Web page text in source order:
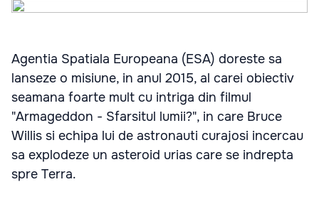
Agentia Spatiala Europeana (ESA) doreste sa
lanseze o misiune, in anul 2015, al carei obiectiv
seamana foarte mult cu intriga din filmul
"Armageddon - Sfarsitul lumii?", in care Bruce
Willis si echipa lui de astronauti curajosi incercau
sa explodeze un asteroid urias care se indrepta
spre Terra.